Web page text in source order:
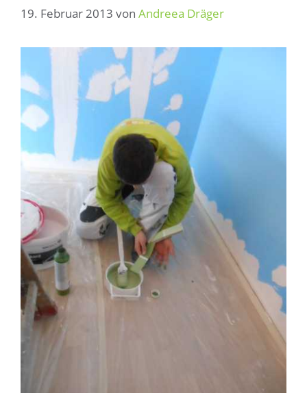
19. Februar 2013 von Andreea Dräger